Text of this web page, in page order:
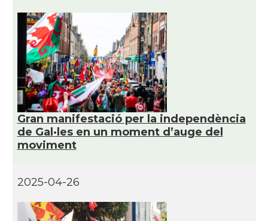
Gran manifestació per la independència
de Gal·les en un moment d’auge del
moviment
2025-04-26